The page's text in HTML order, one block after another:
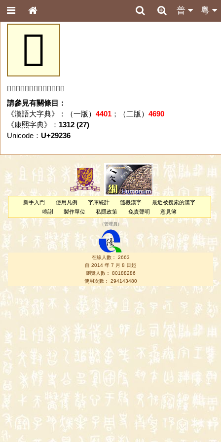
粵
普
𩈶
「𩈶」字未收錄於本資料庫。
請參見有關條目：
《漢語大字典》：（一版） 4401；（二版） 4690
《康熙字典》： 1312 (27)
Unicode： U+29236
新手入門 使用凡例 字庫統計 隨機漢字
最近被搜索的漢字
鳴謝
製作單位 私隱政策 免責聲明 意見簿
（管理員 ）
在線人數： 2663
自 2014 年 7 月 8 日起
瀏覽人數： 80188286
使用次數： 294143480